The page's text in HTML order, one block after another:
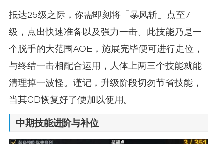
抵达25级之际，你需即刻将「暴风斩」点至7
级，点出快速准备以及强力一击。此技能乃是一
个脱手的大范围AOE，施展完毕便可进行走位，
与终结一击相配合运用，大体上两三个技能就能
清理掉一波怪。谨记，升级阶段切勿节省技能，
当其CD恢复好了便加以使用。
中期技能进阶与补位